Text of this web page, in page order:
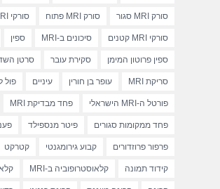
סורק MRI סגור סורק MRI פתוח סורקי MRI
סורקי MRI קטנים סיכונים ב-MRI ספין
ספין פרוטון המימן סקירת עובר סרטן
סריקת MRI עופר בן חורין עיניים פול
פורטל ה-MRI הישראלי פחד מבדיקת MRI
פחד ממקומות סגורים פיטר מנספילד
פרפור פרוזדורים קבוע גירומגנטי קטרקט
קידוד תמונה קלאוסטרופוביה ב-MRI